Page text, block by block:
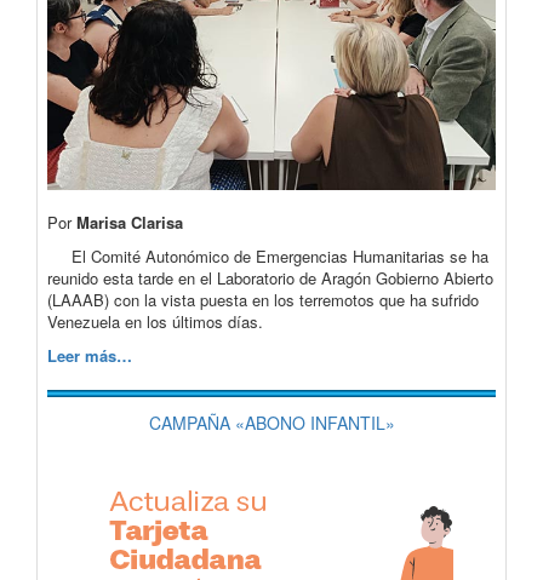
PorMarisa Clarisa
El Comité Autonómico de Emergencias Humanitarias se ha
reunido esta tarde en el Laboratorio de Aragón Gobierno Abierto
(LAAAB) con la vista puesta en los terremotos que ha sufrido
Venezuela en los últimos días.
Leer más…
CAMPAÑA «ABONO INFANTIL»